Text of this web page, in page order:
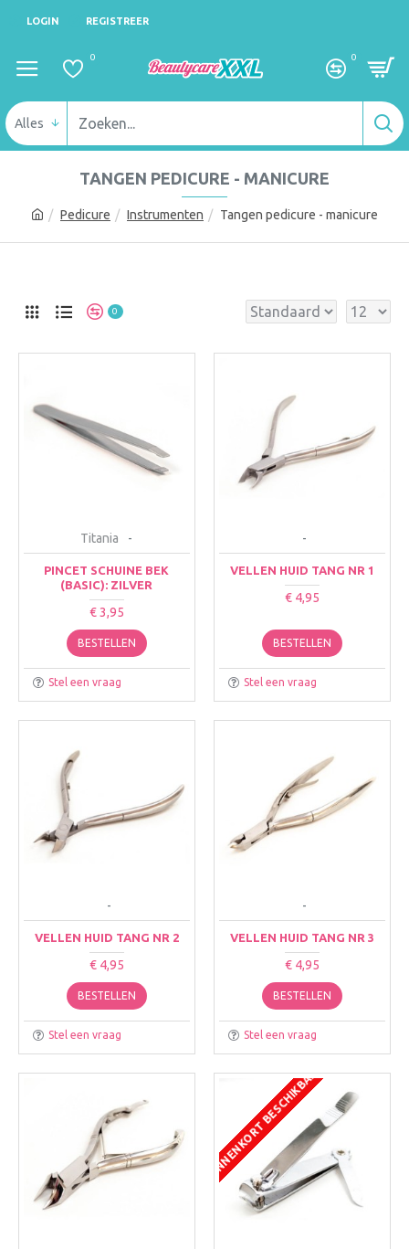
LOGIN REGISTREER
0 0
Alles
Pedicure Instrumenten Tangen pedicure - manicure
TANGEN PEDICURE - MANICURE
0
Titania -
PINCET SCHUINE BEK
(BASIC): ZILVER
€ 3,95
BESTELLEN
Stel een vraag
-
VELLEN HUID TANG NR 1
€ 4,95
BESTELLEN
Stel een vraag
-
VELLEN HUID TANG NR 2
€ 4,95
BESTELLEN
Stel een vraag
-
VELLEN HUID TANG NR 3
€ 4,95
BESTELLEN
Stel een vraag
BINNENKORT BESCHIKBAAR